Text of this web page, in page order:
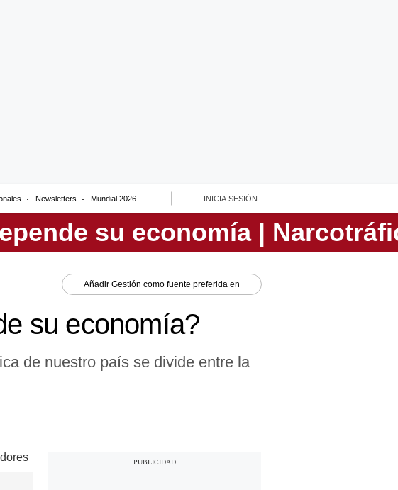
Newsletters Mundial 2026 INICIA SESIÓN
Añadir Gestión como fuente preferida en
su economía?
de nuestro país se divide entre la